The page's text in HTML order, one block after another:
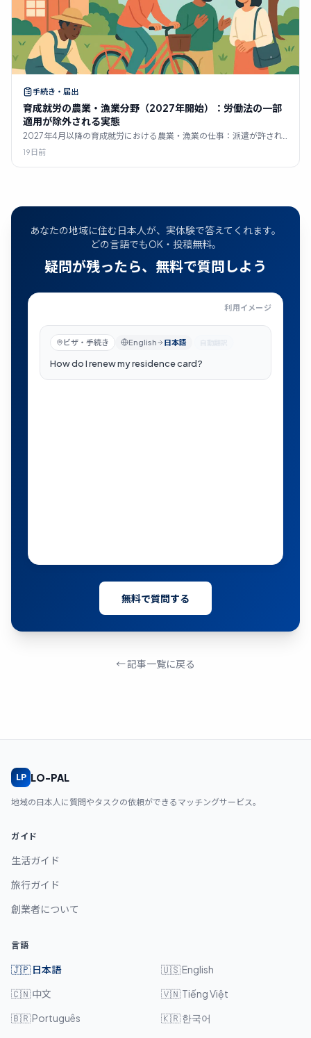
手続き・届出
育成就労の農業・漁業分野（2027年開始）：労働法の一部
適用が除外される実態
2027年4月以降の育成就労における農業・漁業の仕事：派遣が許され
る唯一の2分野である理由と、なぜ8時間労働が法的にあなたに適用さ
れないのか。
19日前
あなたの地域に住む日本人が、実体験で答えてくれます。
どの言語でもOK・投稿無料。
疑問が残ったら、無料で質問しよう
利用イメージ
在留カードの更新はどうすればいい？—近くの住民に
ビザ・手続き English 日本語 自動翻訳
在留カードの更新はどうすればいい？
無料で質問する
← 記事一覧に戻る
LP LO-PAL
地域の日本人に質問やタスクの依頼ができるマッチングサービス。
ガイド
生活ガイド
旅行ガイド
創業者について
言語
🇯🇵 日本語 🇺🇸English
🇨🇳中文 🇻🇳Tiếng Việt
🇧🇷Português 🇰🇷한국어